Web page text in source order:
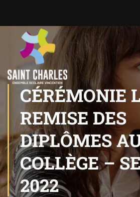
CÉRÉMONIE
REMISE DES
DIPLÔMES
COLLÈGE –
2022